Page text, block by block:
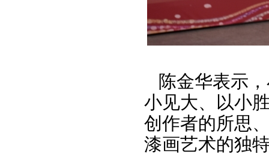
陈金华表示
小见大、以小
创作者的所思
漆画艺术的独